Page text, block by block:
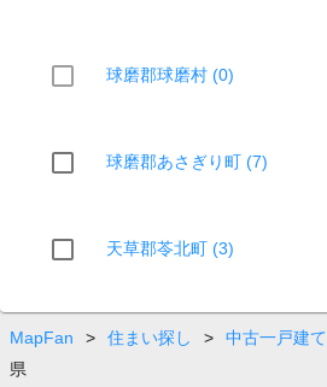
球磨郡球磨村 (0)
球磨郡あさぎり町 (7)
天草郡苓北町 (3)
MapFan > 住まい探し > 中古一戸建て
県